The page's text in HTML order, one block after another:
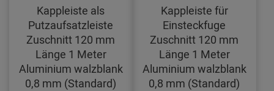
Kappleiste als
Putzaufsatzleiste
Zuschnitt 120 mm
Länge 1 Meter
Aluminium walzblank
0,8 mm (Standard)
Kappleiste für
Einsteckfuge
Zuschnitt 120 mm
Länge 1 Meter
Aluminium walzblank
0,8 mm (Standard)